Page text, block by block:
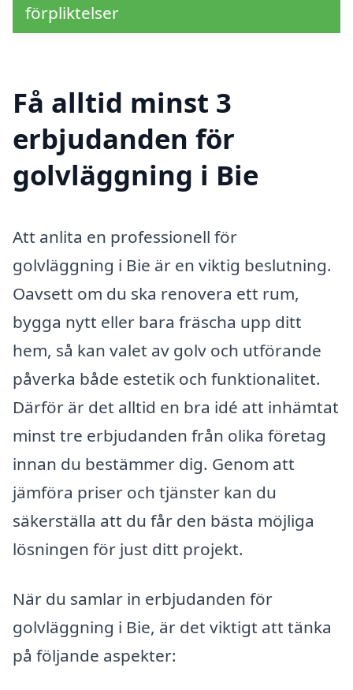
förpliktelser
Få alltid minst 3
erbjudanden för
golvläggning i Bie
Att anlita en professionell för
golvläggning i Bie är en viktig beslutning.
Oavsett om du ska renovera ett rum,
bygga nytt eller bara fräscha upp ditt
hem, så kan valet av golv och utförande
påverka både estetik och funktionalitet.
Därför är det alltid en bra idé att inhämtat
minst tre erbjudanden från olika företag
innan du bestämmer dig. Genom att
jämföra priser och tjänster kan du
säkerställa att du får den bästa möjliga
lösningen för just ditt projekt.
När du samlar in erbjudanden för
golvläggning i Bie, är det viktigt att tänka
på följande aspekter: